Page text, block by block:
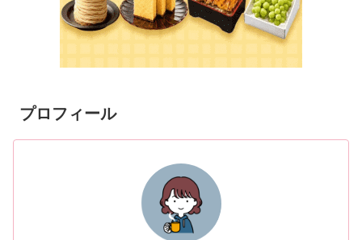
プロフィール